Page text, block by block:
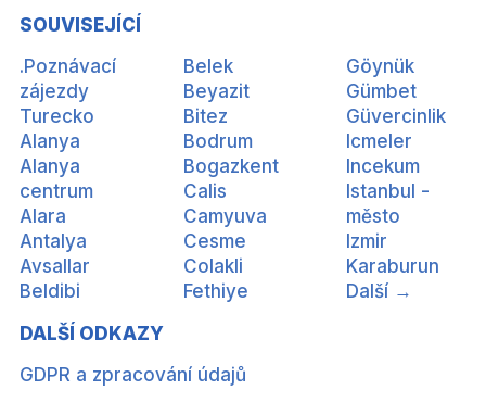
SOUVISEJÍCÍ
.Poznávací
zájezdy
Turecko
Alanya
Alanya
centrum
Alara
Antalya
Avsallar
Beldibi
Belek
Beyazit
Bitez
Bodrum
Bogazkent
Calis
Camyuva
Cesme
Colakli
Fethiye
Göynük
Gümbet
Güvercinlik
Icmeler
Incekum
Istanbul -
město
Izmir
Karaburun
Další →
DALŠÍ ODKAZY
GDPR a zpracování údajů